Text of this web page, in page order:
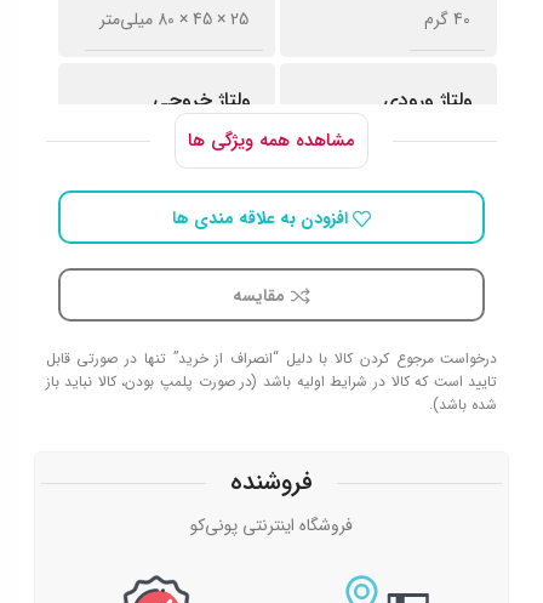
40 گرم 25 × 45 × 80 میلی‌متر
ولتاژ ورودی
AC _ 100-240V _ 50-
60HZ
ولتاژ خروجی
۵.۰ ولت
شدت جریان خروجی
و موبایل
کابل همراه
مشاهده همه ویژگی ها
افزودن به علاقه مندی ها
مقایسه
درخواست مرجوع کردن کالا با دلیل “انصراف از خرید” تنها در صورتی قابل
تایید است که کالا در شرایط اولیه باشد (در صورت پلمپ بودن، کالا نباید باز
شده باشد).
فروشنده
فروشگاه اینترنتی پونی‌کو